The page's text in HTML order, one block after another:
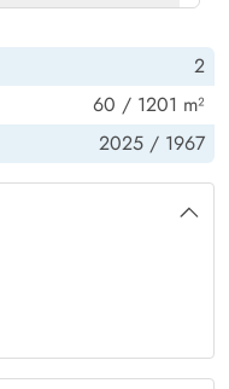
eure Einkäufe
findet ihr in
Hier findet ihr auch
Erlebnisbad Lalandia,
mit dem Rad die
Batterien
2
60 / 1201 m²
2025 / 1967